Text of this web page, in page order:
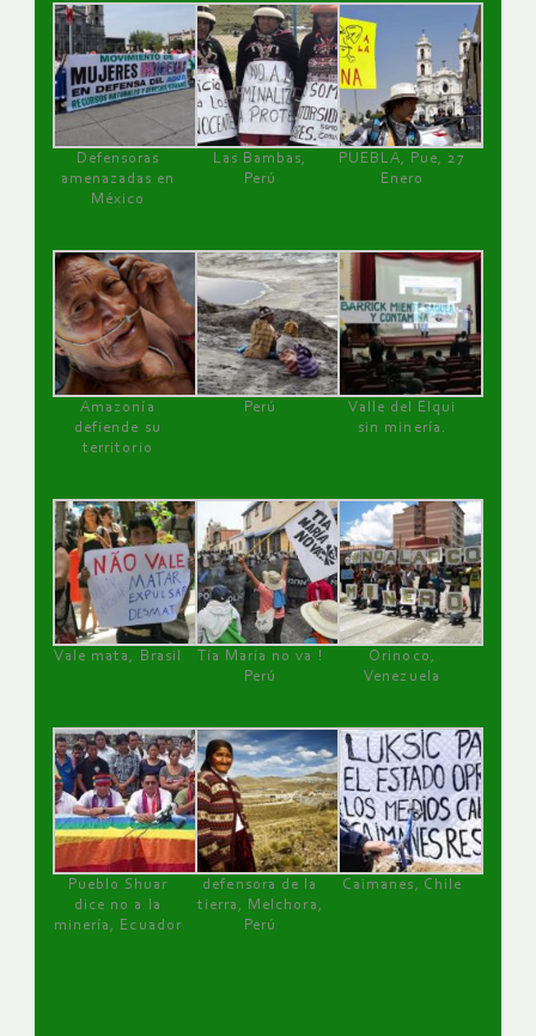
Defensoras
amenazadas en
México
Las Bambas,
Perú
PUEBLA, Pue, 27
Enero
Amazonía
defiende su
territorio
Perú
Valle del Elqui
sin minería.
Vale mata, Brasil
Tía María no va !
Perú
Orinoco,
Venezuela
Pueblo Shuar
dice no a la
minería, Ecuador
defensora de la
tierra, Melchora,
Perú
Caimanes, Chile